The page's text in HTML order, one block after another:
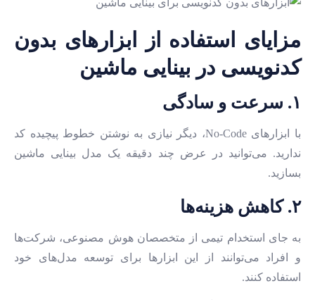
مزایای استفاده از ابزارهای بدون
کدنویسی در بینایی ماشین
۱. سرعت و سادگی
با ابزارهای No-Code، دیگر نیازی به نوشتن خطوط پیچیده کد
ندارید. می‌توانید در عرض چند دقیقه یک مدل بینایی ماشین
بسازید.
۲. کاهش هزینه‌ها
به جای استخدام تیمی از متخصصان هوش مصنوعی، شرکت‌ها
و افراد می‌توانند از این ابزارها برای توسعه مدل‌های خود
استفاده کنند.